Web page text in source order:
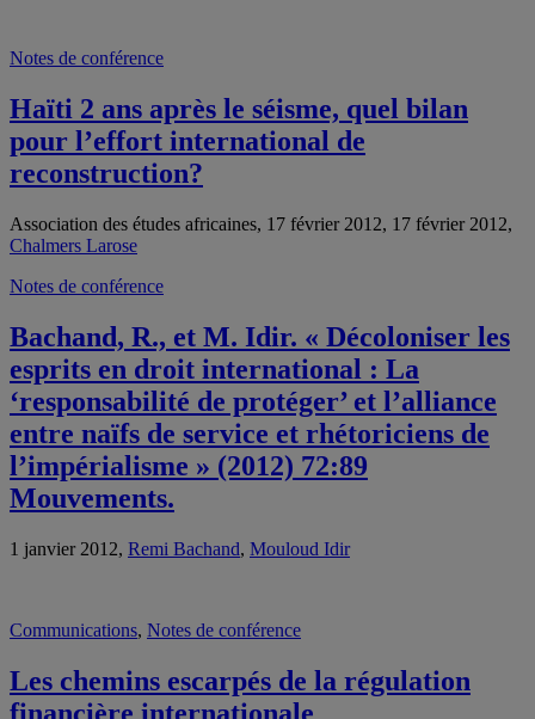
Notes de conférence
Haïti 2 ans après le séisme, quel bilan
pour l’effort international de
reconstruction?
Association des études africaines, 17 février 2012, 17 février 2012,
Chalmers Larose
Notes de conférence
Bachand, R., et M. Idir. « Décoloniser les
esprits en droit international : La
‘responsabilité de protéger’ et l’alliance
entre naïfs de service et rhétoriciens de
l’impérialisme » (2012) 72:89
Mouvements.
1 janvier 2012, Remi Bachand, Mouloud Idir
Communications, Notes de conférence
Les chemins escarpés de la régulation
financière internationale